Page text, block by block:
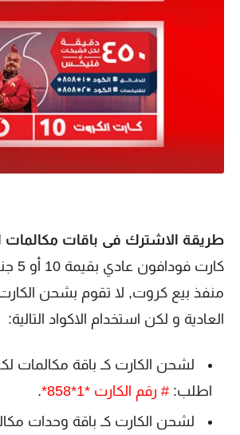
طريقة الاشترك فى باقات مكالمات
كارت
منفذ بيع كروت, لا تقوم بشحن
العادية و لكن استخدام الاكواد التالية:
لشحن الكارت كـ باقة مكالمات
اطلب: # رقم الكارت *1*858*
.
لشحن الكارت كـ باقة وحدات